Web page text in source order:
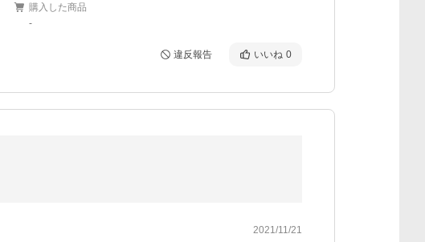
購入した商品
-
違反報告 いいね 0
2021/11/21